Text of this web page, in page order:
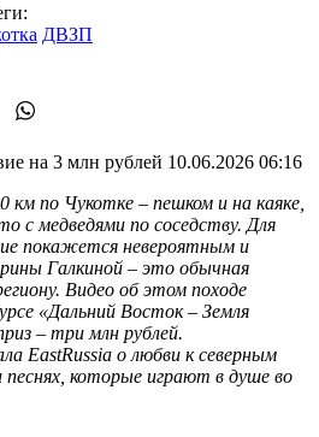
ДВЗП
на 3 млн рублей 10.06.2026 06:16
км по Чукотке – пешком и на каяке,
с медведями по соседству. Для
покажется невероятным и
Галкиной – это обычная
Видео об этом походе
«Дальний Восток – Земля
– три млн рублей.
EastRussia о любви к северным
которые играют в душе во